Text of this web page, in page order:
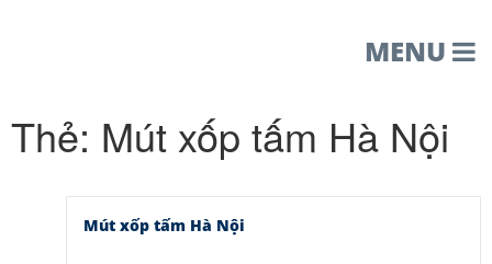
MENU
Thẻ: Mút xốp tấm Hà Nội
Mút xốp tấm Hà Nội